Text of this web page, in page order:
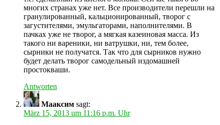
многих странах уже нет. Все производители перешли на
гранулированный, кальционированный, творог с
загустителями, эмульгаторами, наполнителями. В
пачках уже не творог, а мягкая казеиновая масса. Из
такого ни вареники, ни ватрушки, ни, тем более,
сырники не получатся. Так что для сырников нужно
будет делать творог самодельный издомашней
простокваши.
Antworten
Мааксим sagt:
März 15, 2013 um 11:16 p.m. Uhr